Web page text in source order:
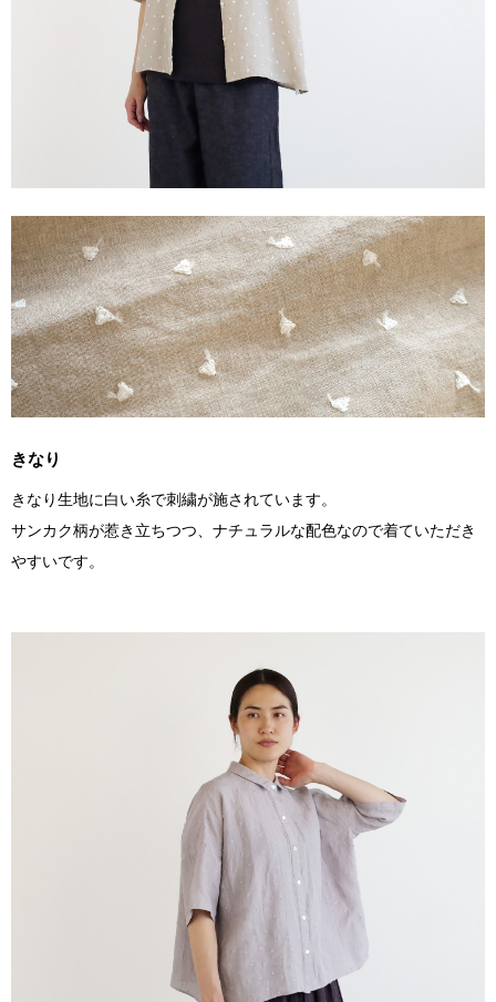
きなり
きなり生地に白い糸で刺繍が施されています。
サンカク柄が惹き立ちつつ、ナチュラルな配色なので着ていただき
やすいです。